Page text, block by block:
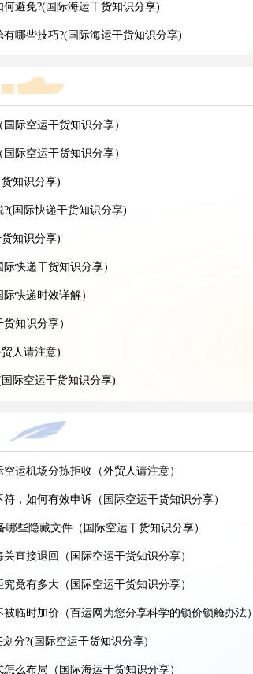
避免?(国际海运干货知识分享)
哪些技巧?(国际海运干货知识分享)
际空运干货知识分享）
际空运干货知识分享）
知识分享)
国际快递干货知识分享)
知识分享)
快递干货知识分享）
快递时效详解）
知识分享）
人请注意)
际空运干货知识分享)
际空运干货知识分享）
际空运干货知识分享）
成本?(国际空运干货知识分享)
签收权限（亚马逊卖家请注意）
行?(国际空运干货知识分享)
转派送，哪种入仓效率更高?(亚马逊卖家请注意)
重贴标签补救吗?(国际空运干货知识分享)
快速入仓排队?(国际空运干货知识分享)
抗延误能力差别在哪（国际空运干货知识分享）
运机场分拣拒收（外贸人请注意）
，如何有效申诉（国际空运干货知识分享）
些隐藏文件（国际空运干货知识分享）
直接退回（国际空运干货知识分享）
竟有多大（国际空运干货知识分享）
临时加价（百运网为您分享科学的锁价锁舱办法）
分?(国际空运干货知识分享)
么布局（国际海运干货知识分享）